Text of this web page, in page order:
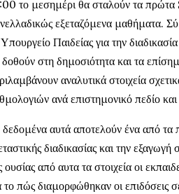
το μεσημέρι θα σταλούν τα πρώτα
εξεταζόμενα μαθήματα.
Παιδείας για την
στη δημοσιότητα και τα
αναλυτικά στοιχεία
ανά επιστημονικό πεδίο
αυτά αποτελούν ένα από τα
διαδικασίας και την
ουσίας από αυτα τα στοιχεία οι
το πώς διαμορφώθηκαν οι επιδόσεις